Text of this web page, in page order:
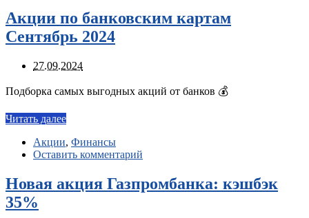
Акции по банковским картам
Сентябрь 2024
27.09.2024
Подборка самых выгодных акций от банков 💰
Читать далее
Акции, Финансы
Оставить комментарий
Новая акция Газпромбанка: кэшбэк
35%